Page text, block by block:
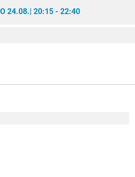
24.08.| 20:15 - 22:40